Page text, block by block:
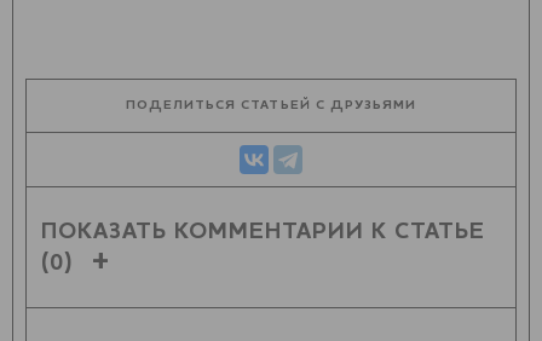
ПОДЕЛИТЬСЯ СТАТЬЕЙ С ДРУЗЬЯМИ
ПОКАЗАТЬ КОММЕНТАРИИ К СТАТЬЕ
(0)